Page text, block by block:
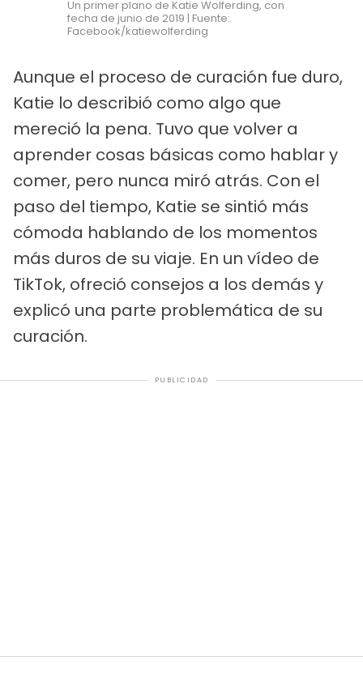
Un primer plano de Katie Wolferding, con
fecha de junio de 2019 | Fuente:
Facebook/katiewolferding
Aunque el proceso de curación fue duro,
Katie lo describió como algo que
mereció la pena. Tuvo que volver a
aprender cosas básicas como hablar y
comer, pero nunca miró atrás. Con el
paso del tiempo, Katie se sintió más
cómoda hablando de los momentos
más duros de su viaje. En un vídeo de
TikTok, ofreció consejos a los demás y
explicó una parte problemática de su
curación.
PUBLICIDAD